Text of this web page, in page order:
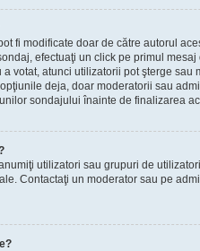
fi modificate doar de către autorul
efectuaţi un click pe primul
votat, atunci utilizatorii pot şterge
deja, doar moderatorii sau
sondajului înainte de finalizarea
utilizatori sau grupuri de
Contactaţi un moderator sau pe